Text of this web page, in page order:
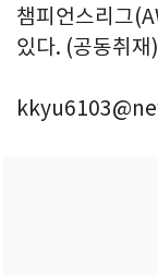
챔피언스리그
있다. (공동취